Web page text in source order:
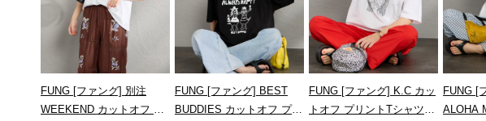
FUNG [ファング] 別注
WEEKEND カットオフ プ
FUNG [ファング] BEST
BUDDIES カットオフ プリ
FUNG [ファング] K.C カッ
トオフ プリントTシャツ
FUNG [
ALOHA